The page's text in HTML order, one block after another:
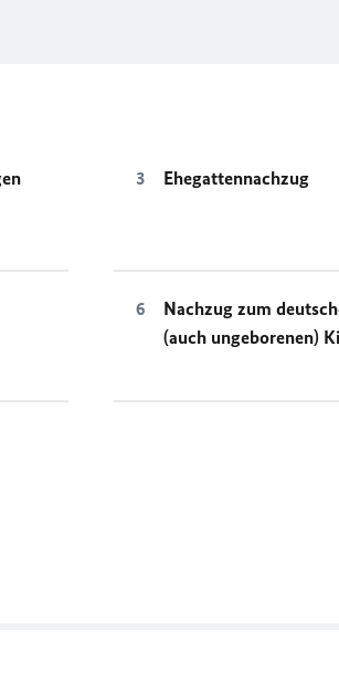
Ehegattennachzug
Nachzug zum
(auch ungeborenen)